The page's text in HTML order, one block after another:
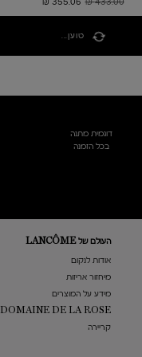
טוען...
דוגמית מתנה
בכל הזמנה
העולם של LANCÔME
אודות לנקום
מיחזור אריזות
מידע על המוצרים
DOMAINE DE LA ROSE
קריירה